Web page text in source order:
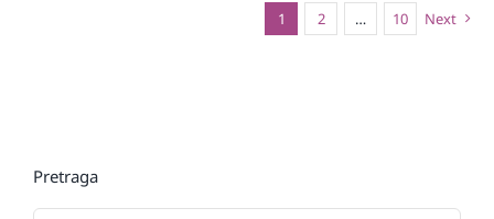
1 2 … 10 Next
Pretraga